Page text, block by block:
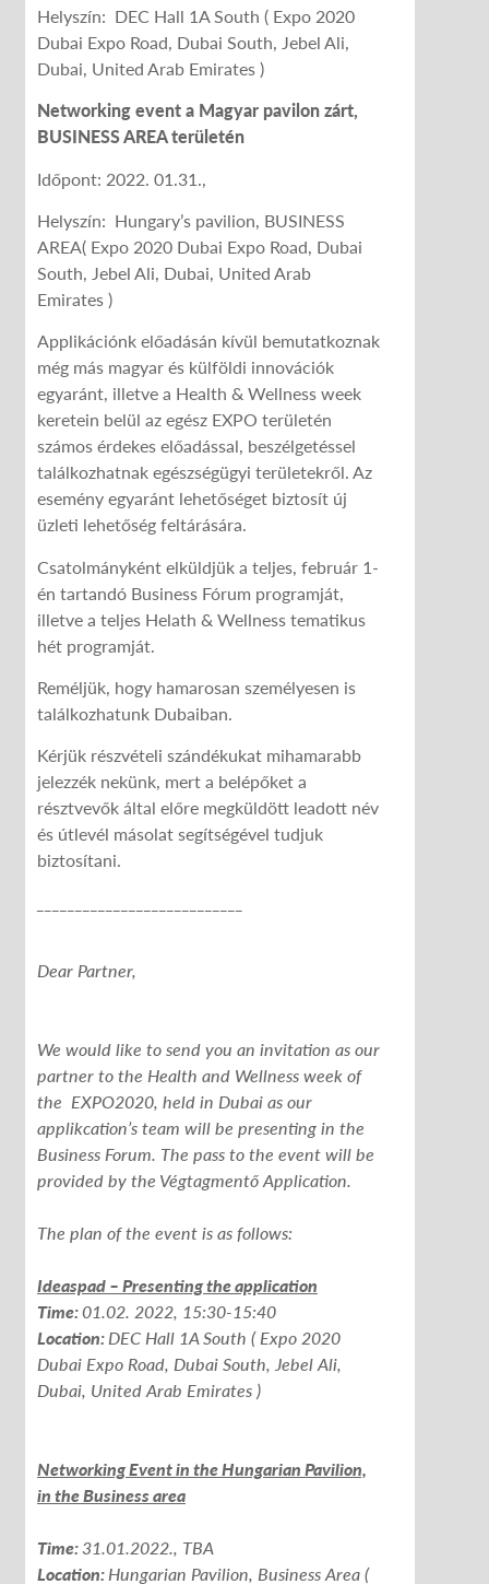
Helyszín: DEC Hall 1A South ( Expo 2020
Dubai Expo Road, Dubai South, Jebel Ali,
Dubai, United Arab Emirates )
Networking event a Magyar pavilon zárt,
BUSINESS AREA területén
Időpont: 2022. 01.31.,
Helyszín: Hungary’s pavilion, BUSINESS
AREA( Expo 2020 Dubai Expo Road, Dubai
South, Jebel Ali, Dubai, United Arab
Emirates )
Applikációnk előadásán kívül bemutatkoznak
még más magyar és külföldi innovációk
egyaránt, illetve a Health & Wellness week
keretein belül az egész EXPO területén
számos érdekes előadással, beszélgetéssel
találkozhatnak egészségügyi területekről. Az
esemény egyaránt lehetőséget biztosít új
üzleti lehetőség feltárására.
Csatolmányként elküldjük a teljes, február 1-
én tartandó Business Fórum programját,
illetve a teljes Helath & Wellness tematikus
hét programját.
Reméljük, hogy hamarosan személyesen is
találkozhatunk Dubaiban.
Kérjük részvételi szándékukat mihamarabb
jelezzék nekünk, mert a belépőket a
résztvevők által előre megküldött leadott név
és útlevél másolat segítségével tudjuk
biztosítani.
Dear Partner,
We would like to send you an invitation as our
partner to the Health and Wellness week of
the EXPO2020, held in Dubai as our
applikcation’s team will be presenting in the
Business Forum. The pass to the event will be
provided by the Végtagmentő Application.
The plan of the event is as follows:
Ideaspad – Presenting the application
Time:01.02. 2022, 15:30-15:40
Location: DEC Hall 1A South ( Expo 2020
Dubai Expo Road, Dubai South, Jebel Ali,
Dubai, United Arab Emirates )
Networking Event in the Hungarian Pavilion,
in the Business area
Time: 31.01.2022., TBA
Location: Hungarian Pavilion, Business Area (